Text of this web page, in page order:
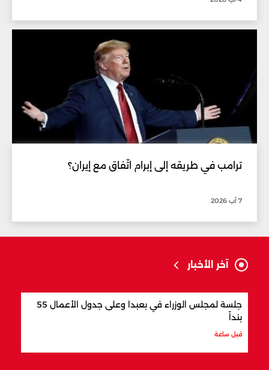
ترامب في طريقه إلى إبرام اتّفاق مع إيران؟
7 آب 2026
آخر الأخبار
جلسة لمجلس الوزراء في بعبدا وعلى جدول الأعمال 55
بنداً
قبل ساعة